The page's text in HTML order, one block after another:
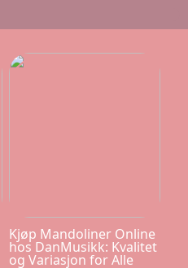
Kjøp Mandoliner Online
hos DanMusikk: Kvalitet
og Variasjon for Alle